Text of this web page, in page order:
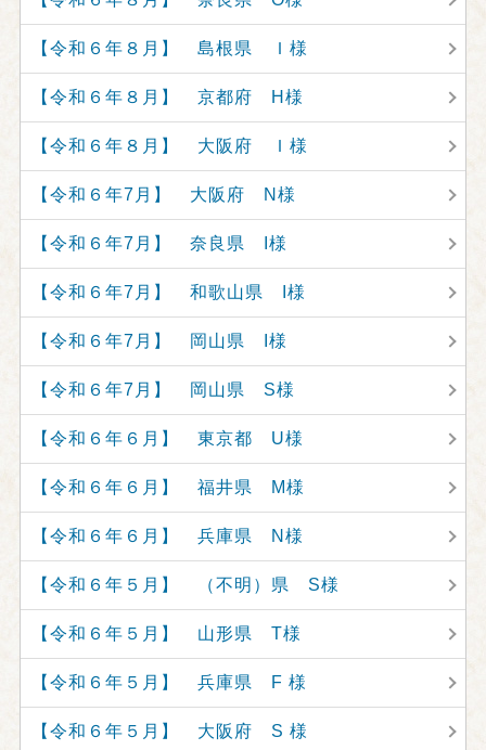
【令和６年８月】 島根県 Ｉ様
【令和６年８月】 京都府 H様
【令和６年８月】 大阪府 Ｉ様
【令和６年7月】 大阪府 N様
【令和６年7月】 奈良県 I様
【令和６年7月】 和歌山県 I様
【令和６年7月】 岡山県 I様
【令和６年7月】 岡山県 S様
【令和６年６月】 東京都 U様
【令和６年６月】 福井県 M様
【令和６年６月】 兵庫県 N様
【令和６年５月】 （不明）県 S様
【令和６年５月】 山形県 T様
【令和６年５月】 兵庫県 F 様
【令和６年５月】 大阪府 S 様